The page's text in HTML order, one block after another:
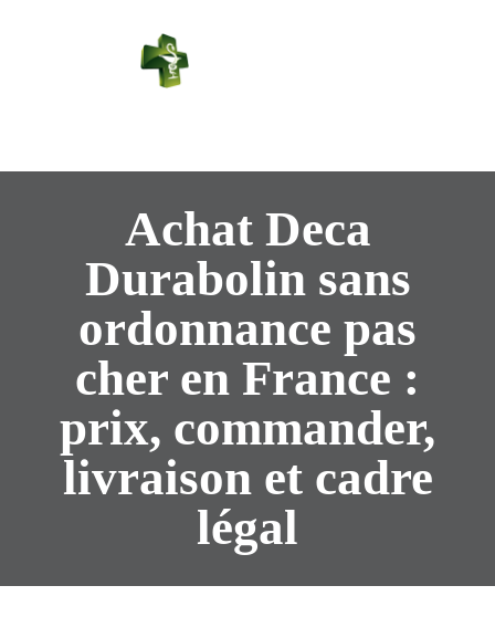
Achat Deca
Durabolin sans
ordonnance pas
cher en France :
prix, commander,
livraison et cadre
légal